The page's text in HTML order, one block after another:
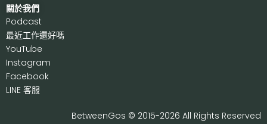
關於我們
Podcast
最近工作還好嗎
YouTube
Instagram
Facebook
LINE 客服
BetweenGos © 2015-2026 All Rights Reserved